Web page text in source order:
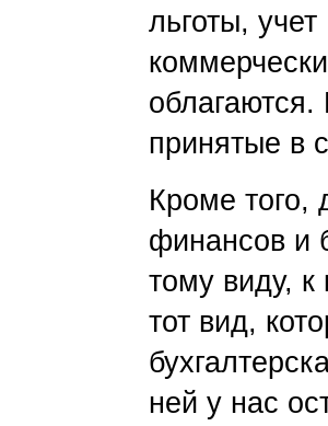
льготы,
принятые в
Кроме того,
финансов и
тому виду, к
тот вид,
ней у нас